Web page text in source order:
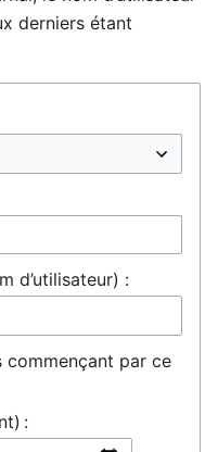
derniers étant
d’utilisateur) :
commençant par ce
: